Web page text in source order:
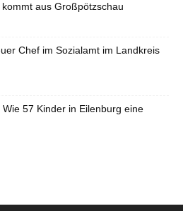
aus Großpötzschau
Chef im Sozialamt im Landkreis
57 Kinder in Eilenburg eine